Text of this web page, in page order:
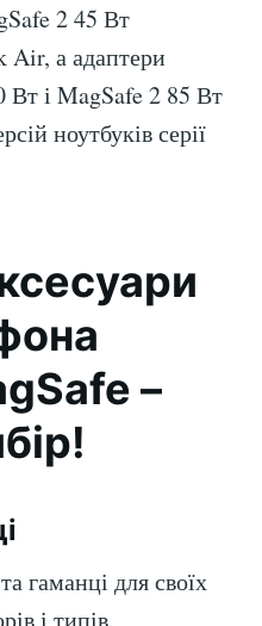
2 45 Вт
Air, а адаптери
і MagSafe 2 85 Вт
ноутбуків серії
–
гаманці для своїх